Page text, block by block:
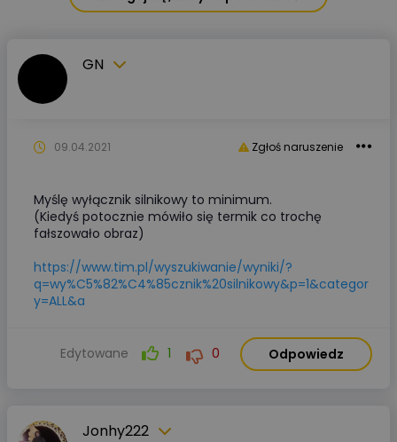
GN
Zgłoś naruszenie
09.04.2021
Myślę wyłącznik silnikowy to minimum.
(Kiedyś potocznie mówiło się termik co trochę
fałszowało obraz)
https://www.tim.pl/wyszukiwanie/wyniki/?
q=wy%C5%82%C4%85cznik%20silnikowy&p=1&categor
y=ALL&a
Edytowane 1 0 Odpowiedz
Jonhy222